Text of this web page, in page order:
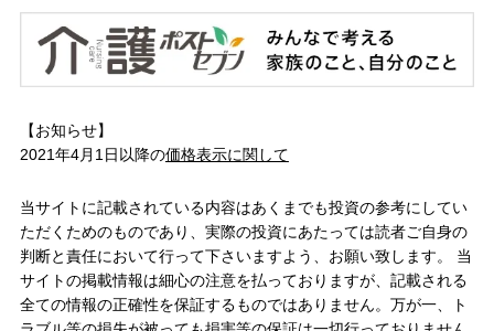
【お知らせ】
2021年4月1日以降の価格表示に関して
当サイトに記載されている内容はあくまでも投資の参考にしてい
ただくためのものであり、実際の投資にあたっては読者ご自身の
判断と責任において行って下さいますよう、お願い致します。 当
サイトの掲載情報は細心の注意を払っておりますが、記載される
全ての情報の正確性を保証するものではありません。万が一、ト